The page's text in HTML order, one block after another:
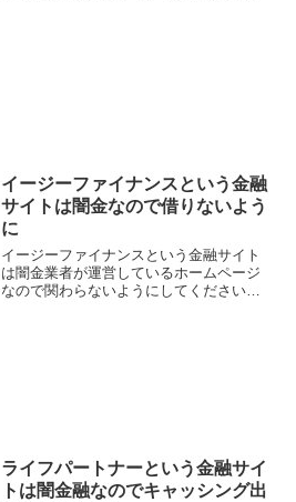
イージーファイナンスという金融
サイトは闇金なので借りないよう
に
イージーファイナンスという金融サイト
は闇金業者が運営しているホームページ
なので関わらないようにしてください！
ライフパートナーという金融サイ
トは闇金融なのでキャッシング出